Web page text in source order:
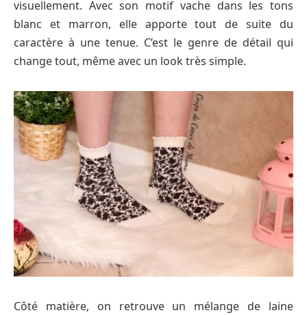
visuellement. Avec son motif vache dans les tons
blanc et marron, elle apporte tout de suite du
caractère à une tenue. C’est le genre de détail qui
change tout, même avec un look très simple.
Côté matière, on retrouve un mélange de laine